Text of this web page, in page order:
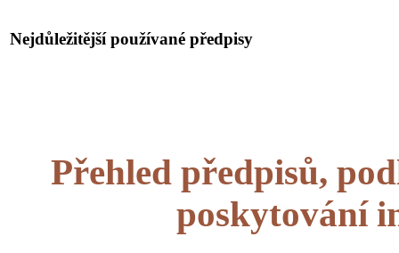
Nejdůležitější používané předpisy
Přehled předpisů,
poskytování